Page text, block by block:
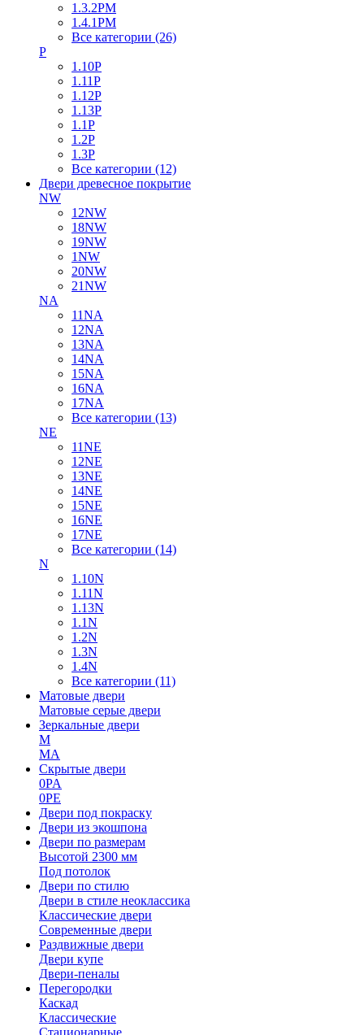
1.3.2PM
1.4.1PM
Все категории (26)
P
1.10P
1.11P
1.12P
1.13P
1.1P
1.2P
1.3P
Все категории (12)
Двери древесное покрытие
NW
12NW
18NW
19NW
1NW
20NW
21NW
NA
11NA
12NA
13NA
14NA
15NA
16NA
17NA
Все категории (13)
NE
11NE
12NE
13NE
14NE
15NE
16NE
17NE
Все категории (14)
N
1.10N
1.11N
1.13N
1.1N
1.2N
1.3N
1.4N
Все категории (11)
Матовые двери
Матовые серые двери
Зеркальные двери
M
MA
Скрытые двери
0PA
0PE
Двери под покраску
Двери из экошпона
Двери по размерам
Высотой 2300 мм
Под потолок
Двери по стилю
Двери в стиле неоклассика
Классические двери
Современные двери
Раздвижные двери
Двери купе
Двери-пеналы
Перегородки
Каскад
Классические
Стационарные